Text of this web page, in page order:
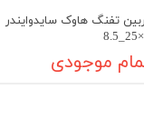
تفنگ هاوک سایدوایندر
موجودی